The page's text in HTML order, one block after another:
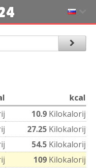
kcal
10.9 Kilokalorij
27.25 Kilokalorij
54.5 Kilokalorij
109 Kilokalorij